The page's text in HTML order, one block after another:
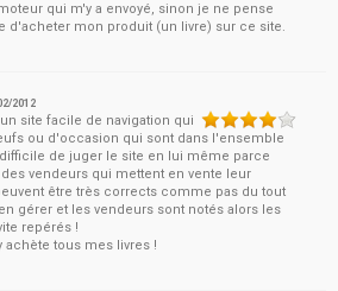
qui m'y a envoyé, sinon je ne pense
d'acheter mon produit (un livre) sur ce site.
2012
site facile de navigation qui
ou d'occasion qui sont dans l'ensemble
de juger le site en lui même parce
vendeurs qui mettent en vente leur
être très corrects comme pas du tout
gérer et les vendeurs sont notés alors les
repérés !
tous mes livres !